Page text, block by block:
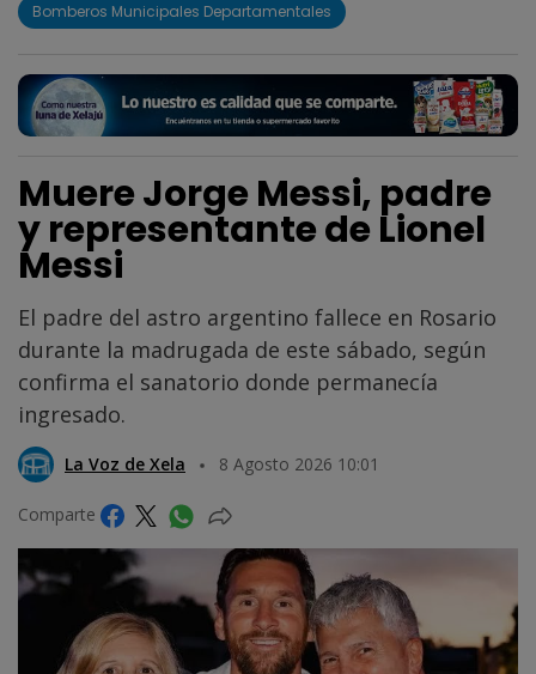
Bomberos Municipales Departamentales
Muere Jorge Messi, padre
y representante de Lionel
Messi
El padre del astro argentino fallece en Rosario
durante la madrugada de este sábado, según
confirma el sanatorio donde permanecía
ingresado.
La Voz de Xela 8 Agosto 2026 10:01
Comparte